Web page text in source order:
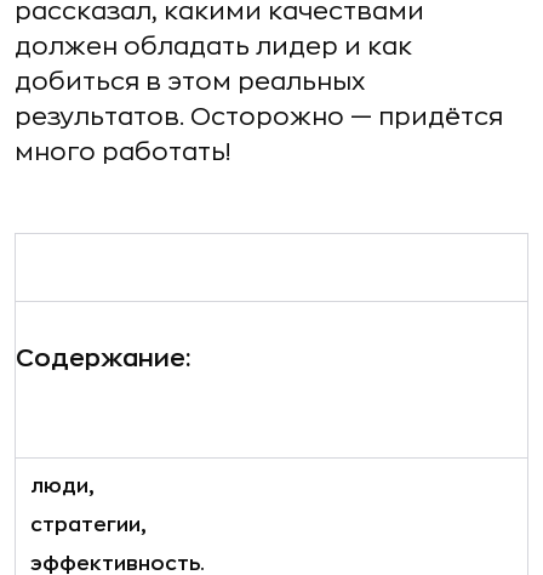
рассказал, какими качествами
должен обладать лидер и как
добиться в этом реальных
результатов. Осторожно — придётся
много работать!
Содержание:
люди,
стратегии,
эффективность.